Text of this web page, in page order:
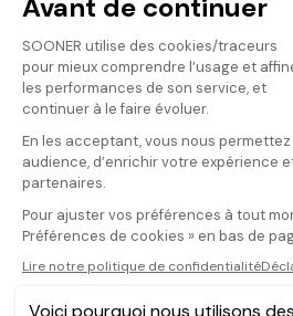
Vos avis
Donnez votre avis
Votre note
Votre commentaire
Il faut vous connecter pour
publier un avis
CONNEXION